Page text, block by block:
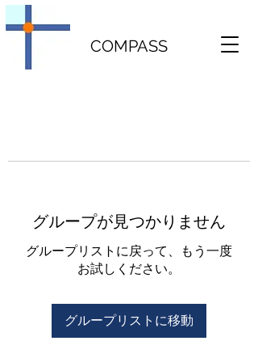
COMPASS
グループが見つかりません
グループリストに戻って、もう一度
お試しください。
グループリストに移動